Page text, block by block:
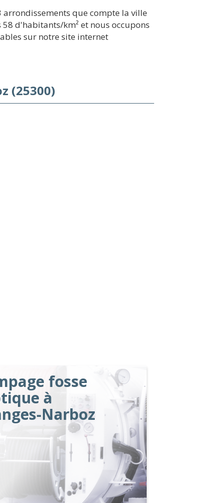
arrondissements que compte la ville
d'habitants/km² et nous occupons
sur notre site internet
(25300)
fosse
à
Narboz